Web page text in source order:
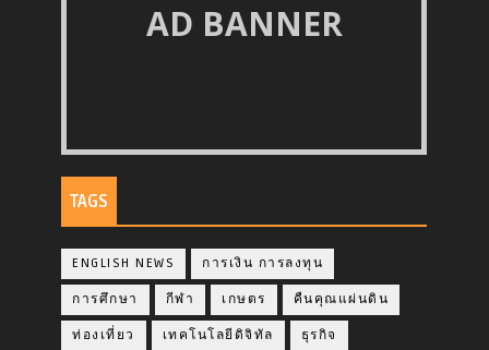
AD BANNER
TAGS
ENGLISH NEWS การเงิน การลงทุน
การศึกษา กีฬา เกษตร คืนคุณแผ่นดิน
ท่องเที่ยว เทคโนโลยีดิจิทัล ธุรกิจ